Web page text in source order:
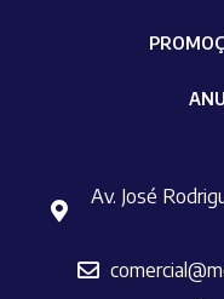
Av. José